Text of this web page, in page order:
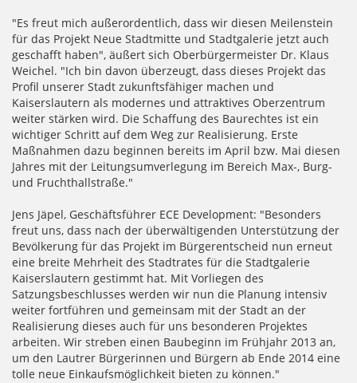
"Es freut mich außerordentlich, dass wir diesen Meilenstein
für das Projekt Neue Stadtmitte und Stadtgalerie jetzt auch
geschafft haben", äußert sich Oberbürgermeister Dr. Klaus
Weichel. "Ich bin davon überzeugt, dass dieses Projekt das
Profil unserer Stadt zukunftsfähiger machen und
Kaiserslautern als modernes und attraktives Oberzentrum
weiter stärken wird. Die Schaffung des Baurechtes ist ein
wichtiger Schritt auf dem Weg zur Realisierung. Erste
Maßnahmen dazu beginnen bereits im April bzw. Mai diesen
Jahres mit der Leitungsumverlegung im Bereich Max-, Burg-
und Fruchthallstraße."
Jens Jäpel, Geschäftsführer ECE Development: "Besonders
freut uns, dass nach der überwältigenden Unterstützung der
Bevölkerung für das Projekt im Bürgerentscheid nun erneut
eine breite Mehrheit des Stadtrates für die Stadtgalerie
Kaiserslautern gestimmt hat. Mit Vorliegen des
Satzungsbeschlusses werden wir nun die Planung intensiv
weiter fortführen und gemeinsam mit der Stadt an der
Realisierung dieses auch für uns besonderen Projektes
arbeiten. Wir streben einen Baubeginn im Frühjahr 2013 an,
um den Lautrer Bürgerinnen und Bürgern ab Ende 2014 eine
tolle neue Einkaufsmöglichkeit bieten zu können."